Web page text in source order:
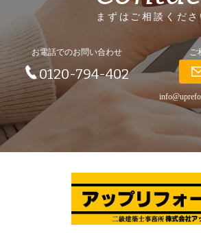
まずはご相談くださ
お電話でのお問い合わせ
0120-794-402
ご